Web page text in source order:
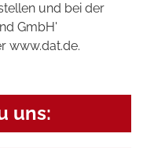
und bei der
GmbH'
www.dat.de.
uns: